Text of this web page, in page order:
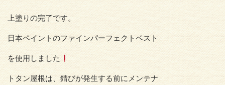
上塗りの完了です。
日本ペイントのファインパーフェクトベスト
を使用しました
トタン屋根は、錆びが発生する前にメンテナ